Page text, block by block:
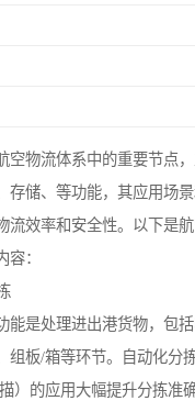
空物流体系中的重要节点
存储、等功能，其应用场
流效率和安全性。以下是
：
能是处理进出港货物，包
组板/箱等环节。自动化分
）的应用大幅提升分拣准